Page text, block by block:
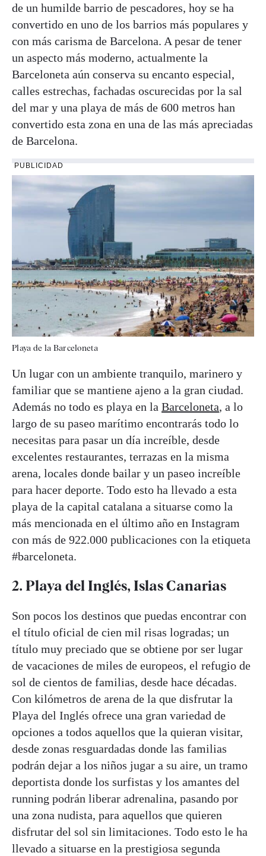
de un humilde barrio de pescadores, hoy se ha
convertido en uno de los barrios más populares y
con más carisma de Barcelona. A pesar de tener
un aspecto más moderno, actualmente la
Barceloneta aún conserva su encanto especial,
calles estrechas, fachadas oscurecidas por la sal
del mar y una playa de más de 600 metros han
convertido esta zona en una de las más apreciadas
de Barcelona.
PUBLICIDAD
Playa de la Barceloneta
Un lugar con un ambiente tranquilo, marinero y
familiar que se mantiene ajeno a la gran ciudad.
Además no todo es playa en la Barceloneta, a lo
largo de su paseo marítimo encontrarás todo lo
necesitas para pasar un día increíble, desde
excelentes restaurantes, terrazas en la misma
arena, locales donde bailar y un paseo increíble
para hacer deporte. Todo esto ha llevado a esta
playa de la capital catalana a situarse como la
más mencionada en el último año en Instagram
con más de 922.000 publicaciones con la etiqueta
#barceloneta.
2. Playa del Inglés, Islas Canarias
Son pocos los destinos que puedas encontrar con
el título oficial de cien mil risas logradas; un
título muy preciado que se obtiene por ser lugar
de vacaciones de miles de europeos, el refugio de
sol de cientos de familias, desde hace décadas.
Con kilómetros de arena de la que disfrutar la
Playa del Inglés ofrece una gran variedad de
opciones a todos aquellos que la quieran visitar,
desde zonas resguardadas donde las familias
podrán dejar a los niños jugar a su aire, un tramo
deportista donde los surfistas y los amantes del
running podrán liberar adrenalina, pasando por
una zona nudista, para aquellos que quieren
disfrutar del sol sin limitaciones. Todo esto le ha
llevado a situarse en la prestigiosa segunda